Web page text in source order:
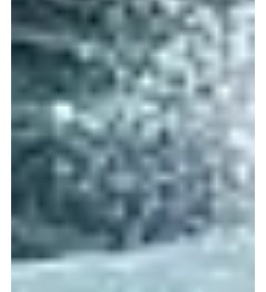
Type d'hébergements
Arrivée Départ
et plus
Voir les disponibilités